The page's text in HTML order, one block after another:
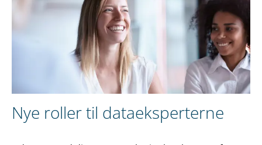
Nye roller til dataeksperterne